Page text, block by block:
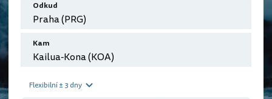
Odkud
Kam
Flexibilní ± 3 dny